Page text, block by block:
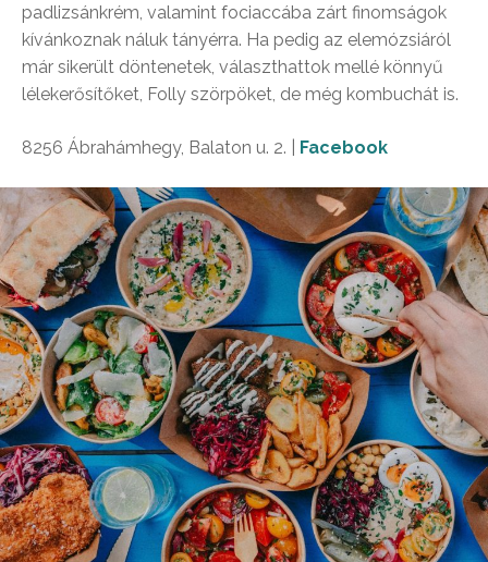
padlizsánkrém, valamint fociaccába zárt finomságok
kívánkoznak náluk tányérra. Ha pedig az elemózsiáról
már sikerült döntenetek, választhattok mellé könnyű
lélekerősítőket, Folly szörpöket, de még kombuchát is.
8256 Ábrahámhegy, Balaton u. 2. | Facebook